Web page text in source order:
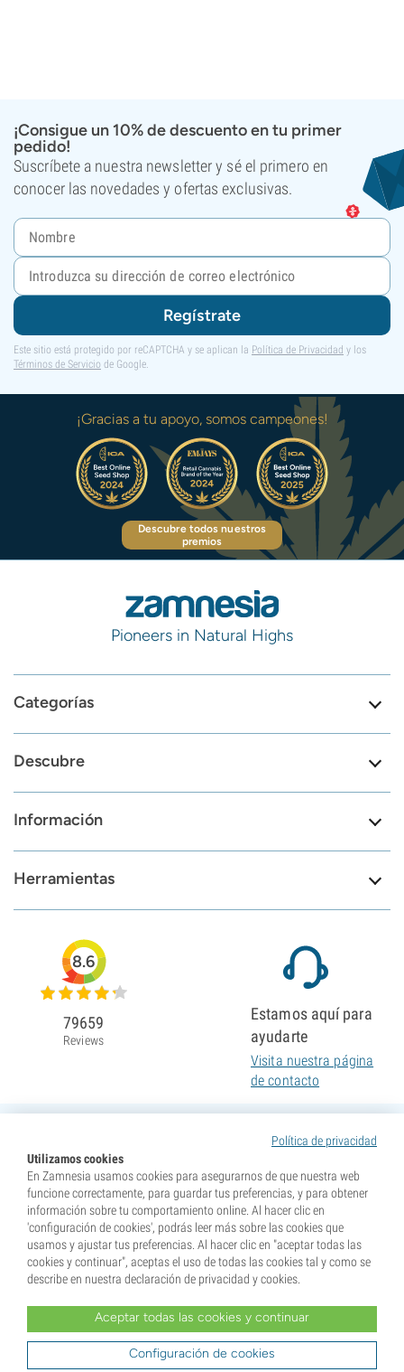
¡Consigue un 10% de descuento en tu primer
pedido!
Suscríbete a nuestra newsletter y sé el primero en
conocer las novedades y ofertas exclusivas.
Regístrate
Este sitio está protegido por reCAPTCHA y se aplican la Política de Privacidad y los
Términos de Servicio de Google.
¡Gracias a tu apoyo, somos campeones!
Descubre todos nuestros
premios
Pioneers in Natural Highs
Categorías
Descubre
Información
Herramientas
Política de privacidad
Utilizamos cookies
En Zamnesia usamos cookies para asegurarnos de que nuestra web
funcione correctamente, para guardar tus preferencias, y para obtener
información sobre tu comportamiento online. Al hacer clic en
'configuración de cookies', podrás leer más sobre las cookies que
usamos y ajustar tus preferencias. Al hacer clic en "aceptar todas las
cookies y continuar", aceptas el uso de todas las cookies tal y como se
describe en nuestra declaración de privacidad y cookies.
Aceptar todas las cookies y continuar
Configuración de cookies
8.6
79659
Reviews
Estamos aquí para
ayudarte
Visita nuestra página
de contacto
* Nuestras semillas se venden como suvenires. La germinación de semillas es ilegal en muchos
tu lugar de residencia y que conoces las normativas locales. También eximes de toda responsabilidad a
Zamnesia si actúas al margen de ellas.